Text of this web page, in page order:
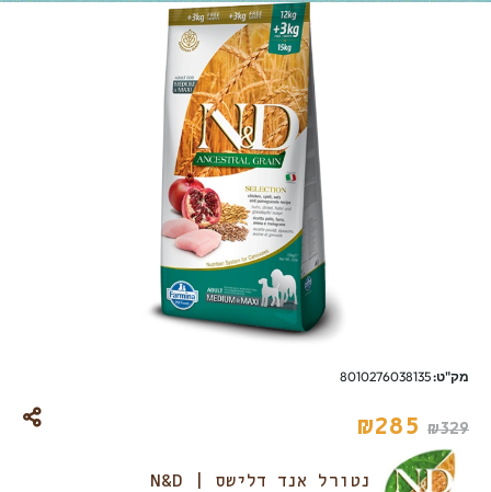
מק"ט:8010276038135
₪329
₪285
נטורל אנד דלישס | N&D